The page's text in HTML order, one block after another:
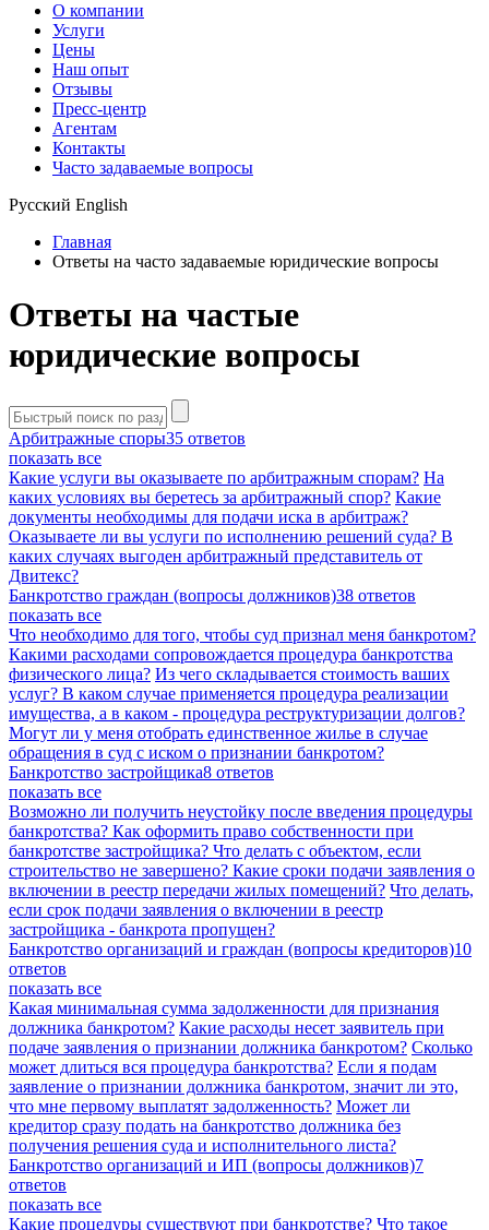
О компании
Услуги
Цены
Наш опыт
Отзывы
Пресс-центр
Агентам
Контакты
Часто задаваемые вопросы
Русский English
Главная
Ответы на часто задаваемые юридические вопросы
Ответы на частые
юридические вопросы
Арбитражные споры35 ответов
показать все
Какие услуги вы оказываете по арбитражным спорам? На
каких условиях вы беретесь за арбитражный спор? Какие
документы необходимы для подачи иска в арбитраж?
Оказываете ли вы услуги по исполнению решений суда? В
каких случаях выгоден арбитражный представитель от
Двитекс?
Банкротство граждан (вопросы должников)38 ответов
показать все
Что необходимо для того, чтобы суд признал меня банкротом?
Какими расходами сопровождается процедура банкротства
физического лица? Из чего складывается стоимость ваших
услуг? В каком случае применяется процедура реализации
имущества, а в каком - процедура реструктуризации долгов?
Могут ли у меня отобрать единственное жилье в случае
обращения в суд с иском о признании банкротом?
Банкротство застройщика8 ответов
показать все
Возможно ли получить неустойку после введения процедуры
банкротства? Как оформить право собственности при
банкротстве застройщика? Что делать с объектом, если
строительство не завершено? Какие сроки подачи заявления о
включении в реестр передачи жилых помещений? Что делать,
если срок подачи заявления о включении в реестр
застройщика - банкрота пропущен?
Банкротство организаций и граждан (вопросы кредиторов)10
ответов
показать все
Какая минимальная сумма задолженности для признания
должника банкротом? Какие расходы несет заявитель при
подаче заявления о признании должника банкротом? Сколько
может длиться вся процедура банкротства? Если я подам
заявление о признании должника банкротом, значит ли это,
что мне первому выплатят задолженность? Может ли
кредитор сразу подать на банкротство должника без
получения решения суда и исполнительного листа?
Банкротство организаций и ИП (вопросы должников)7
ответов
показать все
Какие процедуры существуют при банкротстве? Что такое